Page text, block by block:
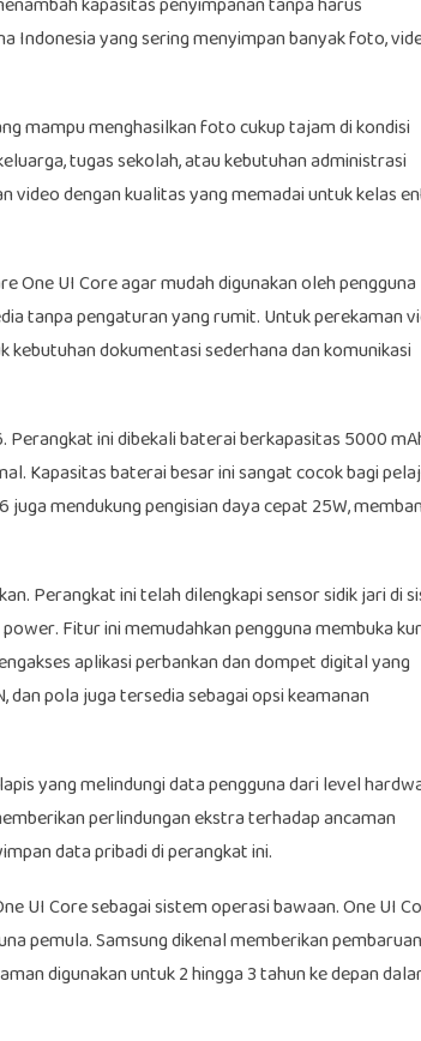
kapasitas penyimpanan tanpa harus
Indonesia yang sering menyimpan banyak foto,
mampu menghasilkan foto cukup tajam di kondisi
tugas sekolah, atau kebutuhan administrasi
video dengan kualitas yang memadai untuk kelas
UI Core agar mudah digunakan oleh pengguna
tanpa pengaturan yang rumit. Untuk perekaman
kebutuhan dokumentasi sederhana dan komunikasi
ini dibekali baterai berkapasitas 5000
Kapasitas baterai besar ini sangat cocok bagi
mendukung pengisian daya cepat 25W,
Perangkat ini telah dilengkapi sensor sidik jari di
Fitur ini memudahkan pengguna membuka
aplikasi perbankan dan dompet digital yang
dan pola juga tersedia sebagai opsi keamanan
yang melindungi data pengguna dari level
perlindungan ekstra terhadap ancaman
data pribadi di perangkat ini.
UI Core sebagai sistem operasi bawaan. One UI
pemula. Samsung dikenal memberikan pembaruan
digunakan untuk 2 hingga 3 tahun ke depan